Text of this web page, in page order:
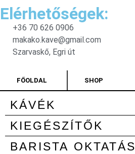
Elérhetőségek:
+36 70 626 0906
makako.kave@gmail.com
Szarvaskő, Egri út
FŐOLDAL SHOP
KÁVÉK
KIEGÉSZÍTŐK
BARISTA OKTATÁS